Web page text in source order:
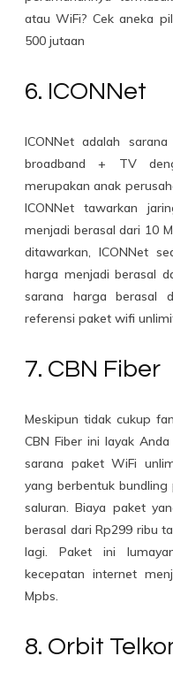
atau WiFi? Cek aneka
500 jutaan
6. ICONNet
ICONNet adalah
broadband + TV
merupakan anak
ICONNet tawarkan
menjadi berasal dari 10
ditawarkan, ICONNet
harga menjadi berasal
sarana harga berasal
referensi paket wifi
7. CBN Fiber
Meskipun tidak cukup
CBN Fiber ini layak
sarana paket WiFi
yang berbentuk
saluran. Biaya paket
berasal dari Rp299 ribu
lagi. Paket ini
kecepatan internet
Mpbs.
8. Orbit